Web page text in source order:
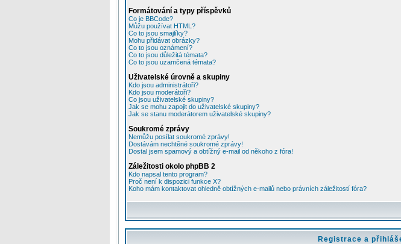
Formátování a typy příspěvků
Co je BBCode?
Můžu používat HTML?
Co to jsou smajlíky?
Mohu přidávat obrázky?
Co to jsou oznámení?
Co to jsou důležitá témata?
Co to jsou uzamčená témata?
Uživatelské úrovně a skupiny
Kdo jsou administrátoři?
Kdo jsou moderátoři?
Co jsou uživatelské skupiny?
Jak se mohu zapojit do uživatelské skupiny?
Jak se stanu moderátorem uživatelské skupiny?
Soukromé zprávy
Nemůžu posílat soukromé zprávy!
Dostávám nechtěné soukromé zprávy!
Dostal jsem spamový a obtížný e-mail od někoho z fóra!
Záležitosti okolo phpBB 2
Kdo napsal tento program?
Proč není k dispozici funkce X?
Koho mám kontaktovat ohledně obtížných e-mailů nebo právních záležitostí fóra?
Registrace a